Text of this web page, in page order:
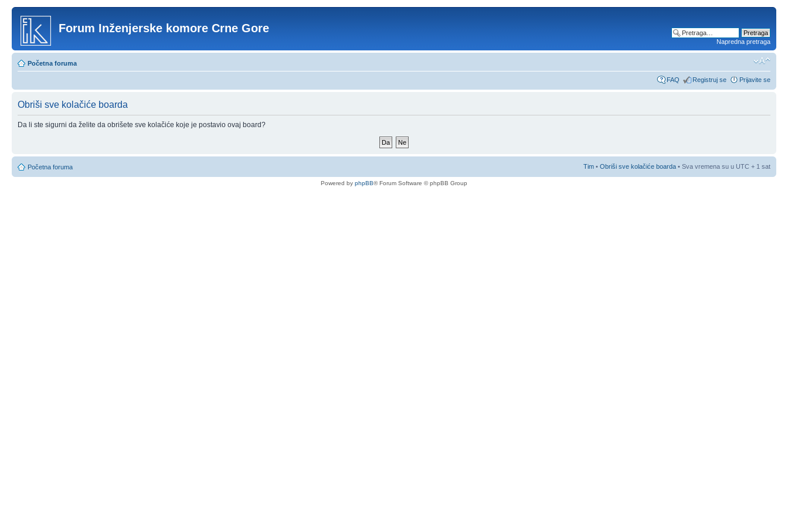
Forum Inženjerske komore Crne Gore
Napredna pretraga
Početna foruma
FAQ Registruj se Prijavite se
Obriši sve kolačiće boarda
Da li ste sigurni da želite da obrišete sve kolačiće koje je postavio ovaj board?
Početna foruma Tim • Obriši sve kolačiće boarda • Sva vremena su u UTC + 1 sat
Powered by phpBB® Forum Software © phpBB Group